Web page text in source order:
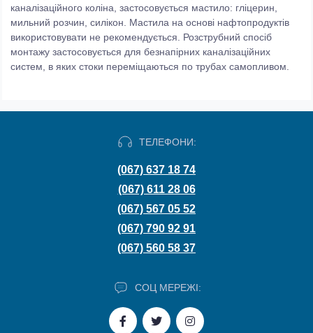
каналізаційного коліна, застосовується мастило: гліцерин,
мильний розчин, силікон. Мастила на основі нафтопродуктів
використовувати не рекомендується. Розструбний спосіб
монтажу застосовується для безнапірних каналізаційних
систем, в яких стоки переміщаються по трубах самопливом.
ТЕЛЕФОНИ:
(067) 637 18 74
(067) 611 28 06
(067) 567 05 52
(067) 790 92 91
(067) 560 58 37
СОЦ МЕРЕЖІ: